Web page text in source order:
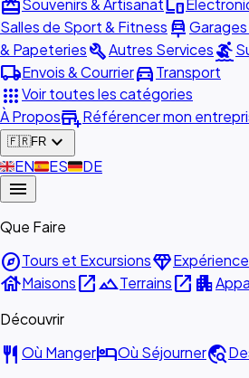
redeemSouvenirs & Artisanatdevices
Salles de Sport & Fitness car_repair
& PapeteriesbuildAutres Servicessurfing
local_shippingEnvois & Courrierdirections_carTransport
appsVoir toutes les catégories
À Proposadd_businessRéférencer mon
🇫🇷FR expand_more
🇬🇧EN🇪🇸ES🇩🇪DE
menu
Que Faire
exploreTours et Excursionsdiamond
houseMaisonsopen_in_newlandscapeTerrainsopen_in_new apartment
Découvrir
restaurant Où MangerhotelOù Séjournertravel_explore